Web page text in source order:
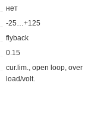
нет
-25…+125
flyback
0.15
cur.lim., open loop, over
load/volt.